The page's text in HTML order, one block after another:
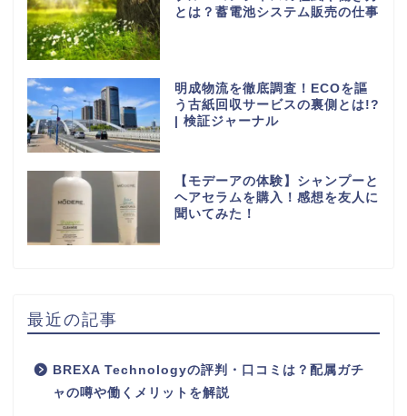
とは？蓄電池システム販売の仕事
明成物流を徹底調査！ECOを謳
う古紙回収サービスの裏側とは!?
| 検証ジャーナル
【モデーアの体験】シャンプーと
ヘアセラムを購入！感想を友人に
聞いてみた！
最近の記事
BREXA Technologyの評判・口コミは？配属ガチ
ャの噂や働くメリットを解説